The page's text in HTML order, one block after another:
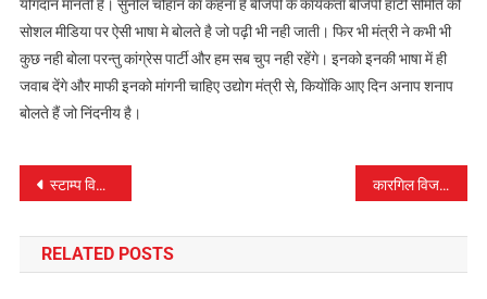
योगदान मानती है। सुनील चौहान का कहना है बीजेपी के कार्यकर्ता बीजेपी हाटी समिति को
सोशल मीडिया पर ऐसी भाषा मे बोलते है जो पढ़ी भी नही जाती। फिर भी मंत्री ने कभी भी
कुछ नही बोला परन्तु कांग्रेस पार्टी और हम सब चुप नही रहेंगे। इनको इनकी भाषा में ही
जवाब देंगे और माफी इनको मांगनी चाहिए उद्योग मंत्री से, कियोंकि आए दिन अनाप शनाप
बोलते हैं जो निंदनीय है।
पोस्ट
नेविगेशन
स्टाम्प विक्रेताओं के रिक्त पदों के लिए 15 जुलाई तक करें आवेदन-उपेंद्र कुमार कारगिल विजय दिवस पर लगेगा रक्तदान शिविर
RELATED POSTS